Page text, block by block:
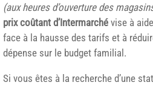
(aux heures d’ouverture des
prix coûtant d’Intermarché vise à
face à la hausse des tarifs et à
dépense sur le budget familial.
Si vous êtes à la recherche d’une